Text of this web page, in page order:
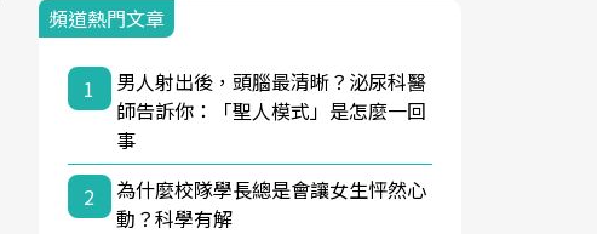
頻道熱門文章
1
男人射出後，頭腦最清晰？泌尿科醫
師告訴你：「聖人模式」是怎麼一回
事
2
為什麼校隊學長總是會讓女生怦然心
動？科學有解